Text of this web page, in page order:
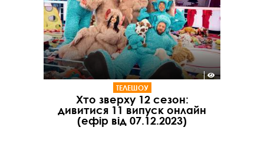
ТЕЛЕШОУ
Хто зверху 12 сезон:
дивитися 11 випуск онлайн
(ефір від 07.12.2023)